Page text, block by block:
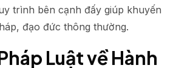
trình bên cạnh đấy giúp khuyến
đạo đức thông thường.
Luật về Hành